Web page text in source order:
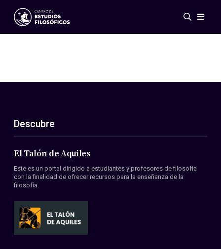
Eventos
ES
EN
Acerca de nosotros
Miembros
Convenios
Descubre
El Talón de Aquiles
Este es un portal dirigido a estudiantes y profesores de filosofía
con la finalidad de ofrecer recursos para la enseñanza de la
filosofía.